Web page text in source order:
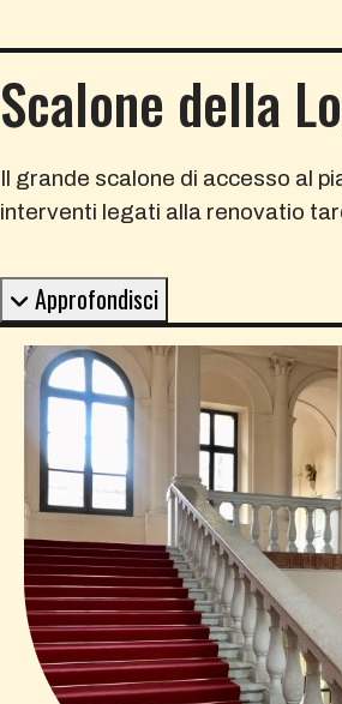
Scalone della
Il grande scalone di accesso al
interventi legati alla renovatio
Approfondisci